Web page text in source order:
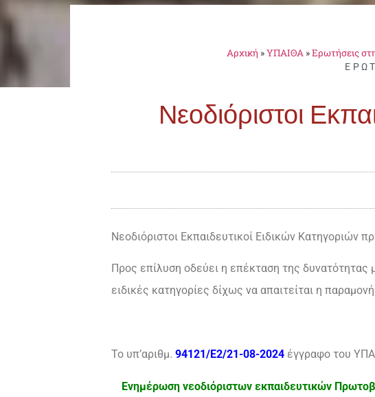
Αρχική »ΥΠΑΙΘΑ »Ερωτήσεις
Νεοδιόριστοι
Νεοδιόριστοι Εκπαιδευτικοί Ειδικών Κατηγοριών
Προς επίλυση οδεύει η επέκταση της
ειδικές κατηγορίες δίχως να απαιτείται η
Το υπ’αριθμ. 94121/Ε2/21-08-2024 έγγραφο του
Ενημέρωση νεοδιόριστων εκπαιδευτικών